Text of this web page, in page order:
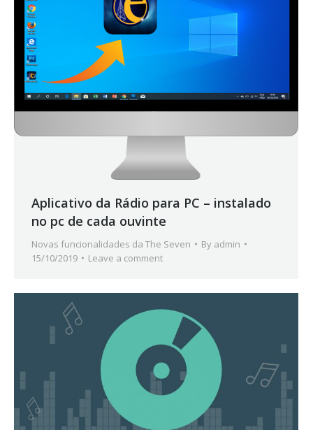
Aplicativo da Rádio para PC – instalado
no pc de cada ouvinte
Novas funcionalidades da The Seven By admin
15/10/2019
Leave a comment